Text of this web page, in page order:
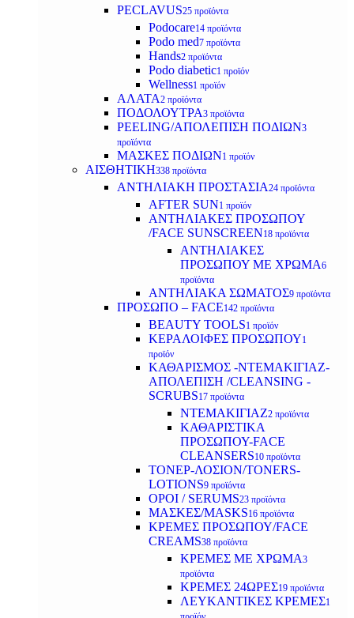
PECLAVUS25 προϊόντα
Podocare14 προϊόντα
Podo med7 προϊόντα
Hands2 προϊόντα
Podo diabetic1 προϊόν
Wellness1 προϊόν
ΑΛΑΤΑ2 προϊόντα
ΠΟΔΟΛΟΥΤΡΑ3 προϊόντα
PEELING/ΑΠΟΛΕΠΙΣΗ ΠΟΔΙΩΝ3
προϊόντα
ΜΑΣΚΕΣ ΠΟΔΙΩΝ1 προϊόν
ΑΙΣΘΗΤΙΚΗ338 προϊόντα
ΑΝΤΗΛΙΑΚΗ ΠΡΟΣΤΑΣΙΑ24 προϊόντα
AFTER SUN1 προϊόν
ΑΝΤΗΛΙΑΚΕΣ ΠΡΟΣΩΠΟΥ
/FACE SUNSCREEN18 προϊόντα
ΑΝΤΗΛΙΑΚΕΣ
ΠΡΟΣΩΠΟΥ ΜΕ ΧΡΩΜΑ6
προϊόντα
ΑΝΤΗΛΙΑΚΑ ΣΩΜΑΤΟΣ9 προϊόντα
ΠΡΟΣΩΠΟ – FACE142 προϊόντα
BEAUTY TOOLS1 προϊόν
ΚΕΡΑΛΟΙΦΕΣ ΠΡΟΣΩΠΟΥ1
προϊόν
ΚΑΘΑΡΙΣΜΟΣ -ΝΤΕΜΑΚΙΓΙΑΖ-
ΑΠΟΛΕΠΙΣΗ /CLEANSING -
SCRUBS17 προϊόντα
ΝΤΕΜΑΚΙΓΙΑΖ2 προϊόντα
ΚΑΘΑΡΙΣΤΙΚΑ
ΠΡΟΣΩΠΟΥ-FACE
CLEANSERS10 προϊόντα
ΤΟΝΕΡ-ΛΟΣΙΟΝ/TONERS-
LOTIONS9 προϊόντα
ΟΡΟΙ / SERUMS23 προϊόντα
ΜΑΣΚΕΣ/MASKS16 προϊόντα
ΚΡΕΜΕΣ ΠΡΟΣΩΠΟΥ/FACE
CREAMS38 προϊόντα
ΚΡΕΜΕΣ ΜΕ ΧΡΩΜΑ3
προϊόντα
ΚΡΕΜΕΣ 24ΩΡΕΣ19 προϊόντα
ΛΕΥΚΑΝΤΙΚΕΣ ΚΡΕΜΕΣ1